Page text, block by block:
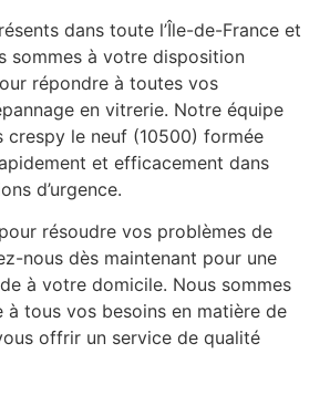
dans toute l’Île-de-France et
sommes à votre disposition
répondre à toutes vos
en vitrerie. Notre équipe
crespy le neuf (10500) formée
et efficacement dans
d’urgence.
résoudre vos problèmes de
nous dès maintenant pour une
à votre domicile. Nous sommes
à tous vos besoins en matière de
offrir un service de qualité